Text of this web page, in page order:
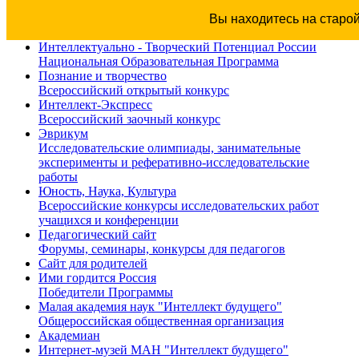
Вы находитесь на
Интеллектуально - Творческий Потенциал России
Национальная Образовательная Программа
Познание и творчество
Всероссийский открытый конкурс
Интеллект-Экспресс
Всероссийский заочный конкурс
Эврикум
Исследовательские олимпиады, занимательные
эксперименты и реферативно-исследовательские
работы
Юность, Наука, Культура
Всероссийские конкурсы исследовательских работ
учащихся и конференции
Педагогический сайт
Форумы, семинары, конкурсы для педагогов
Сайт для родителей
Ими гордится Россия
Победители Программы
Малая академия наук "Интеллект будущего"
Общероссийская общественная организация
Академиан
Интернет-музей МАН "Интеллект будущего"